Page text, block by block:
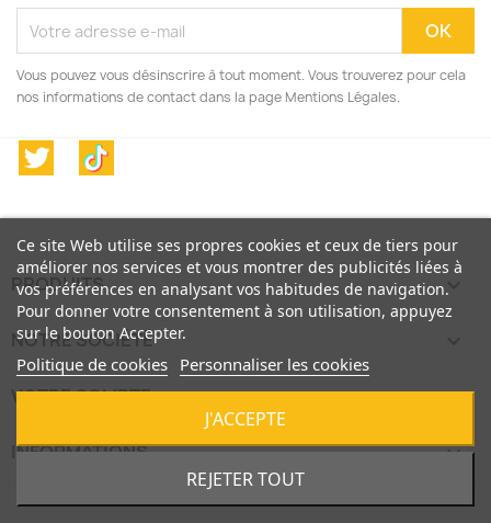
Vous pouvez vous désinscrire à tout moment. Vous trouverez pour cela
nos informations de contact dans la page Mentions Légales.
Twitter
PRODUITS 
NOTRE SOCIÉTÉ
VOTRE COMPTE 
INFORMATIONS keyboard_arrow_down
Ce site Web utilise ses propres cookies et ceux de tiers pour
améliorer nos services et vous montrer des publicités liées à
vos préférences en analysant vos habitudes de navigation.
Pour donner votre consentement à son utilisation, appuyez
sur le bouton Accepter.
Politique de cookies Personnaliser les cookies
REJETER TOUT
J'ACCEPTE
© 2026 - Logiciel e-commerce par PrestaShop™